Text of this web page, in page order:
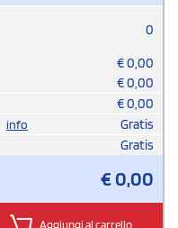
0
€0,00
€0,00
€0,00
info
Gratis
Gratis
€0,00
Aggiungi al carrello